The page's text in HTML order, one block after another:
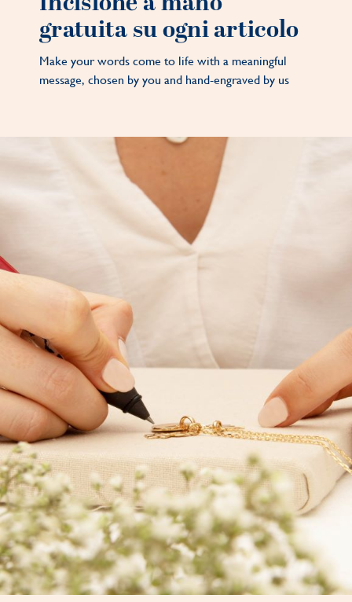
gratuita su ogni articolo
Make your words come to life with a meaningful
message, chosen by you and hand-engraved by us